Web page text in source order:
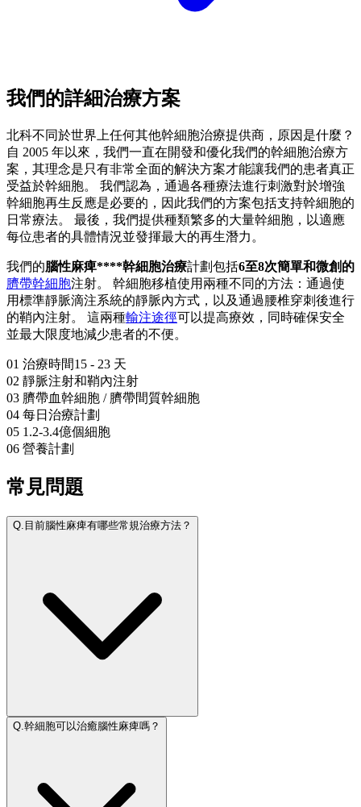
我們的詳細治療方案
北科不同於世界上任何其他幹細胞治療提供商，原因是什麼？
自 2005 年以來，我們一直在開發和優化我們的幹細胞治療方
案，其理念是只有非常全面的解決方案才能讓我們的患者真正
受益於幹細胞。 我們認為，通過各種療法進行刺激對於增強
幹細胞再生反應是必要的，因此我們的方案包括支持幹細胞的
日常療法。 最後，我們提供種類繁多的大量幹細胞，以適應
每位患者的具體情況並發揮最大的再生潛力。
我們的腦性麻痺****幹細胞治療計劃包括6至8次簡單和微創的
臍帶幹細胞注射。 幹細胞移植使用兩種不同的方法：通過使
用標準靜脈滴注系統的靜脈內方式，以及通過腰椎穿刺後進行
的鞘內注射。 這兩種輸注途徑可以提高療效，同時確保安全
並最大限度地減少患者的不便。
01 治療時間15 - 23 天
02 靜脈注射和鞘內注射
03 臍帶血幹細胞 / 臍帶間質幹細胞
04 每日治療計劃
05 1.2-3.4億個細胞
06 營養計劃
常見問題
Q. 目前腦性麻痺有哪些常規治療方法？
Q. 幹細胞可以治癒腦性麻痺嗎？